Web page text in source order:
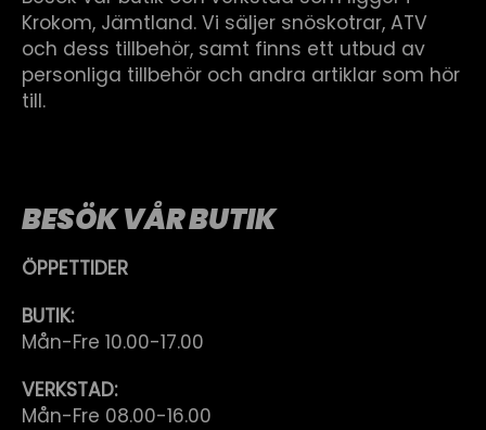
Krokom, Jämtland. Vi säljer snöskotrar, ATV
och dess tillbehör, samt finns ett utbud av
personliga tillbehör och andra artiklar som hör
till.
BESÖK VÅR BUTIK
ÖPPETTIDER
BUTIK:
Mån-Fre 10.00-17.00
VERKSTAD:
Mån-Fre 08.00-16.00